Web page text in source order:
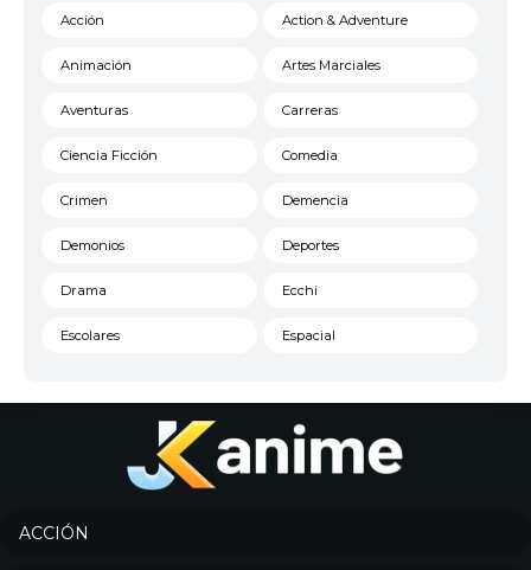
Acción Action & Adventure
Animación Artes Marciales
Aventuras Carreras
Ciencia Ficción Comedia
Crimen Demencia
Demonios Deportes
Drama Ecchi
Escolares Espacial
Historico
Josei
ACCIÓN